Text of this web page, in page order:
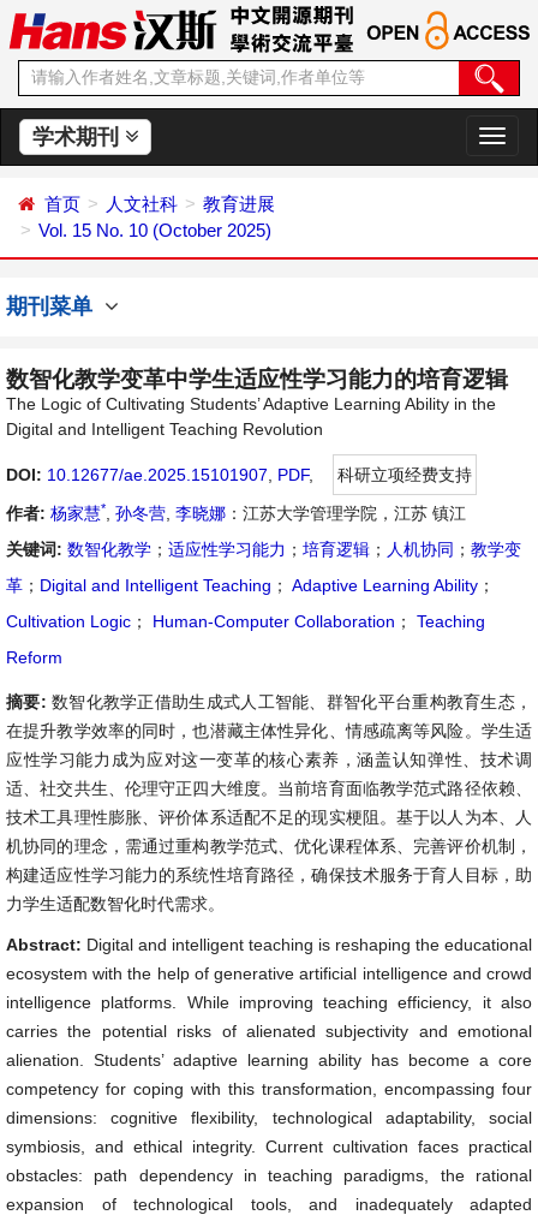
学术期刊
切
换
首页 人文社科
教育进展
Vol. 15 No. 10 (October 2025)
期刊菜单
数智化教学变革中学生适应性学习能力的培育逻辑
The Logic of Cultivating Students’ Adaptive Learning Ability in the
Digital and Intelligent Teaching Revolution
DOI: 10.12677/ae.2025.15101907 PDF,
科研立项经费支持
作者: 杨家慧* 孙冬营 李晓娜 ：江苏大学管理学院，江苏 镇江
关键词: 数智化教学 ； 适应性学习能力 ； 培育逻辑 ； 人机协同 ； 教学变
革 ； Digital and Intelligent Teaching ； Adaptive Learning Ability ；
Cultivation Logic ； Human-Computer Collaboration ；
Teaching
Reform
摘要: 数智化教学正借助生成式人工智能、群智化平台重构教育生态，
在提升教学效率的同时，也潜藏主体性异化、情感疏离等风险。学生适
应性学习能力成为应对这一变革的核心素养，涵盖认知弹性、技术调
适、社交共生、伦理守正四大维度。当前培育面临教学范式路径依赖、
技术工具理性膨胀、评价体系适配不足的现实梗阻。基于以人为本、人
机协同的理念，需通过重构教学范式、优化课程体系、完善评价机制，
构建适应性学习能力的系统性培育路径，确保技术服务于育人目标，助
力学生适配数智化时代需求。
Abstract: Digital and intelligent teaching is reshaping the educational
ecosystem with the help of generative artificial intelligence and crowd
intelligence platforms. While improving teaching efficiency, it also
carries the potential risks of alienated subjectivity and emotional
alienation. Students’ adaptive learning ability has become a core
competency for coping with this transformation, encompassing four
dimensions: cognitive flexibility, technological adaptability, social
symbiosis, and ethical integrity. Current cultivation faces practical
obstacles: path dependency in teaching paradigms, the rational
expansion of technological tools, and inadequately adapted